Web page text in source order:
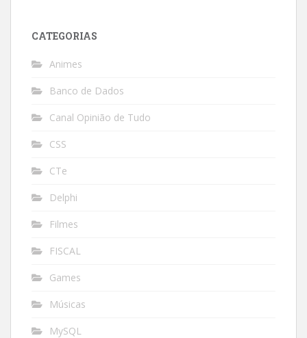
CATEGORIAS
Animes
Banco de Dados
Canal Opinião de Tudo
CSS
CTe
Delphi
Filmes
FISCAL
Games
Músicas
MySQL